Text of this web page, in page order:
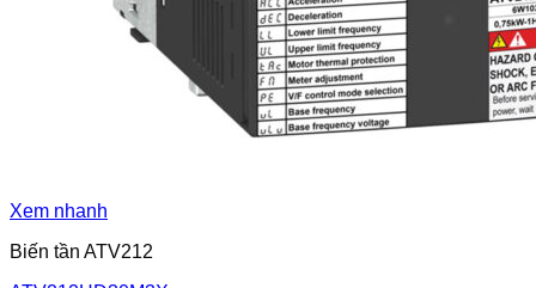
Xem nhanh
Biến tần ATV212